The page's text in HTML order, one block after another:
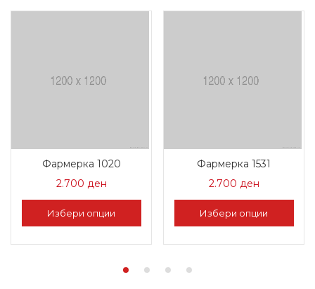
Фармерка 1020
2.700 ден
Избери опции
Фармерка 1531
2.700 ден
Избери опции